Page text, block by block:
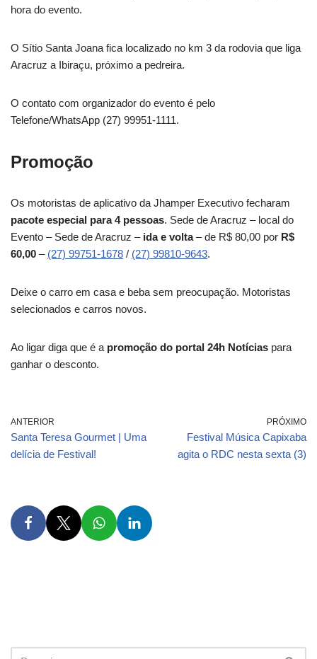
hora do evento.
O Sítio Santa Joana fica localizado no km 3 da rodovia que liga
Aracruz a Ibiraçu, próximo a pedreira.
O contato com organizador do evento é pelo
Telefone/WhatsApp (27) 99951-1111.
Promoção
Os motoristas de aplicativo da Jhamper Executivo fecharam
pacote especial para 4 pessoas. Sede de Aracruz – local do
Evento – Sede de Aracruz – ida e volta– de R$ 80,00 por R$
60,00 – (27) 99751-1678 / (27) 99810-9643.
Deixe o carro em casa e beba sem preocupação. Motoristas
selecionados e carros novos.
Ao ligar diga que é a promoção do portal 24h Notícias para
ganhar o desconto.
ANTERIOR
Santa Teresa Gourmet | Uma
delícia de Festival!
PRÓXIMO
Festival Música Capixaba
agita o RDC nesta sexta (3)